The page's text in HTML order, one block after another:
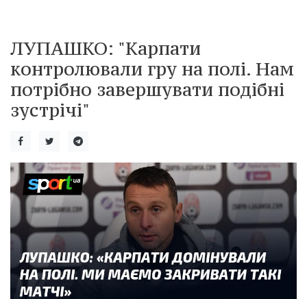
ЛУПАШКО: "Карпати
контролювали гру на полі. Нам
потрібно завершувати подібні
зустрічі"